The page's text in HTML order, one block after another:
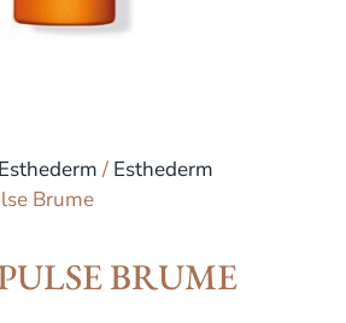
Esthederm/ Esthederm
Brume
BRUME